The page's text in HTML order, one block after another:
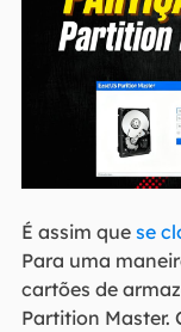
É assim que se
Para uma
cartões de
Partition Master.